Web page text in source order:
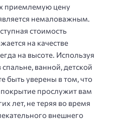
приемлемую цену
немаловажным.
стоимость
на качестве
на высоте. Используя
ванной, детской
быть уверены в том, что
прослужит вам
лет, не теряя во время
внешнего